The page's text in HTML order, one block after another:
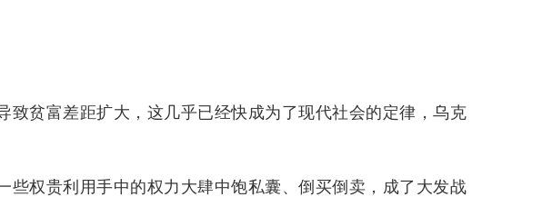
致贫富差距扩大，这几乎已经快成为了现代社会的定律，乌克
些权贵利用手中的权力大肆中饱私囊、倒买倒卖，成了大发战